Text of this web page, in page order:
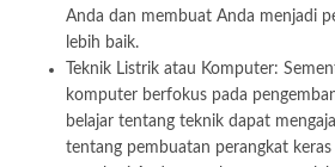
Anda dan membuat Anda menjadi
lebih baik.
Teknik Listrik atau Komputer:
komputer berfokus pada
belajar tentang teknik dapat
tentang pembuatan perangkat